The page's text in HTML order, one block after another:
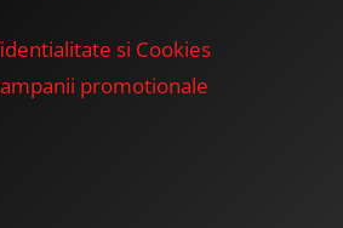
si Cookies
promotionale